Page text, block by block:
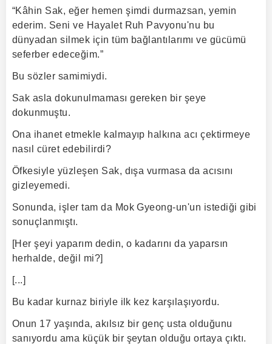
“Kâhin Sak, eğer hemen şimdi durmazsan, yemin
ederim. Seni ve Hayalet Ruh Pavyonu'nu bu
dünyadan silmek için tüm bağlantılarımı ve gücümü
seferber edeceğim.”
Bu sözler samimiydi.
Sak asla dokunulmaması gereken bir şeye
dokunmuştu.
Ona ihanet etmekle kalmayıp halkına acı çektirmeye
nasıl cüret edebilirdi?
Öfkesiyle yüzleşen Sak, dışa vurmasa da acısını
gizleyemedi.
Sonunda, işler tam da Mok Gyeong-un'un istediği gibi
sonuçlanmıştı.
[Her şeyi yaparım dedin, o kadarını da yaparsın
herhalde, değil mi?]
[...]
Bu kadar kurnaz biriyle ilk kez karşılaşıyordu.
Onun 17 yaşında, akılsız bir genç usta olduğunu
sanıyordu ama küçük bir şeytan olduğu ortaya çıktı.